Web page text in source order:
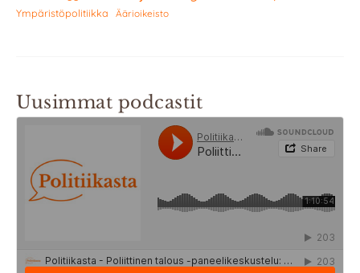
Ympäristöpolitiikka Äärioikeisto
Uusimmat podcastit